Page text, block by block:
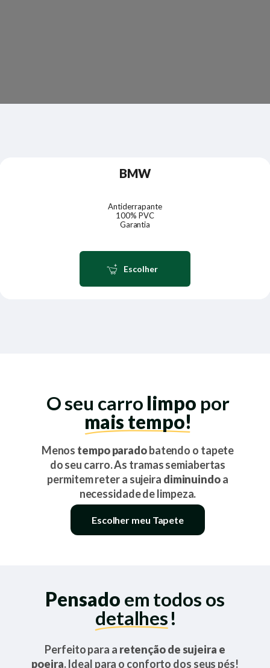
BMW
Antiderrapante
100% PVC
Garantia
Escolher
O seu carro limpo por
mais tempo!
Menos tempo paradobatendo o tapete
do seu carro. As tramas semiabertas
permitem reter a sujeira diminuindoa
necessidade de limpeza.
Escolher meu Tapete
Pensado em todos os
detalhes!
Perfeito para a retenção de sujeira e
poeira. Ideal para o conforto dos seus pés!